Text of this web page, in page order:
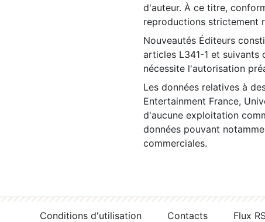
d'auteur. À ce titre,
reproductions strictement
Nouveautés Éditeurs
articles L341-1 et suivants
nécessite l'autorisation
Les données relatives à
Entertainment France,
d'aucune exploitation
données pouvant
commerciales.
Conditions d'utilisation Contacts Flux